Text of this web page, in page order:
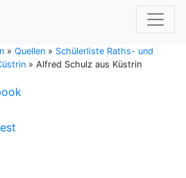
» Quellen » Schülerliste Raths- und
» Alfred Schulz aus Küstrin